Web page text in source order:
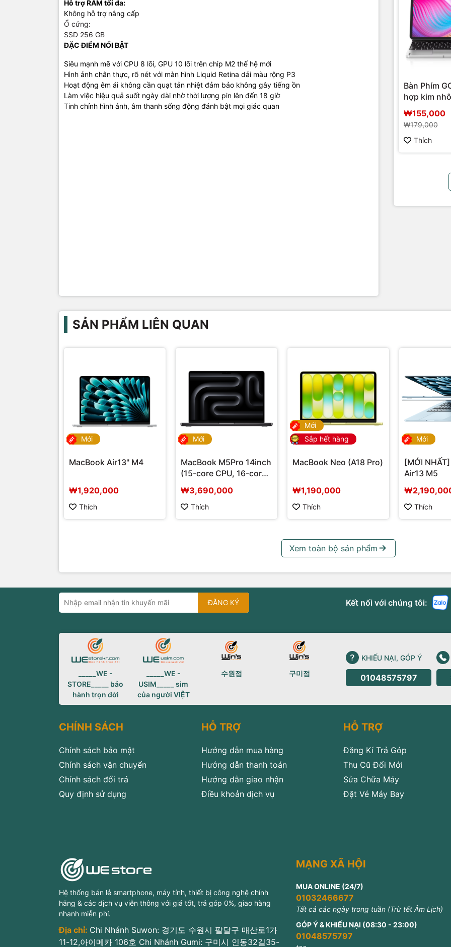
Hỗ trợ RAM tối đa:
Không hỗ trợ nâng cấp
Ổ cứng:
SSD 256 GB
ĐẶC ĐIỂM NỔI BẬT
Siêu mạnh mẽ với CPU 8 lõi, GPU 10 lõi trên chip M2 thế hệ mới
Hình ảnh chân thực, rõ nét với màn hình Liquid Retina dải màu rộng P3
Hoạt động êm ái không cần quạt tản nhiệt đảm bảo không gây tiếng ồn
Làm việc hiệu quả suốt ngày dài nhờ thời lượng pin lên đến 18 giờ
Tinh chỉnh hình ảnh, âm thanh sống động đánh bật mọi giác quan
Bàn Phím
hợp kim
₩155,000
₩179,000
Thích
SẢN PHẨM LIÊN QUAN
Mới
MacBook Air13" M4
₩1,920,000
Thích
Mới
MacBook M5Pro 14inch
(15-core CPU, 16-core
₩3,690,000
Thích
Mới
Sắp hết hàng
MacBook Neo (A18 Pro)
₩1,190,000
Thích
Mới
[MỚI
Air13 M5
Thích
Xem toàn bộ sản phẩm
ĐĂNG KÝ Kết nối với chúng tôi:
_____WE -
STORE_____ bảo
hành trọn đời
_____WE -
USIM_____ sim
của người VIỆT
수원점 구미점
KHIẾU NẠI, GÓP Ý
01048575797
CHÍNH SÁCH
Chính sách bảo mật
Chính sách vận chuyển
Chính sách đổi trả
Quy định sử dụng
HỖ TRỢ
Hướng dẫn mua hàng
Hướng dẫn thanh toán
Hướng dẫn giao nhận
Điều khoản dịch vụ
HỖ TRỢ
Đăng Kí Trả Góp
Thu Cũ Đổi Mới
Sửa Chữa Máy
Đặt Vé Máy Bay
Hệ thống bán lẻ smartphone, máy tính, thiết bị công nghệ chính
hãng & các dịch vụ viễn thông với giá tốt, trả góp 0%, giao hàng
nhanh miễn phí.
Địa chỉ: Chi Nhánh Suwon: 경기도 수원시 팔달구 매산로1가
11-12,아이메카 106호 Chi Nhánh Gumi: 구미시 인동32길35-
MẠNG XÃ HỘI
MUA ONLINE (24/7)
01032466677
Tất cả các ngày trong tuần (Trừ tết Âm Lịch)
GÓP Ý & KHIẾU NẠI (08:30 - 23:00)
01048575797